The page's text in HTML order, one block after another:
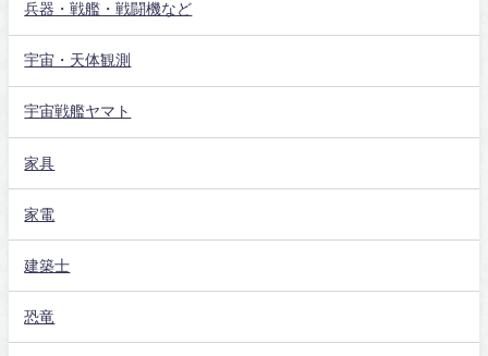
兵器・戦艦・戦闘機など
宇宙・天体観測
宇宙戦艦ヤマト
家具
家電
建築士
恐竜